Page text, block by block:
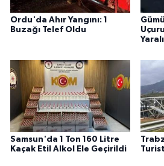
Ordu'da Ahır Yangını: 1
Buzağı Telef Oldu
Yaralı
Samsun'da 1 Ton 160 Litre
Kaçak Etil Alkol Ele Geçirildi
Turist